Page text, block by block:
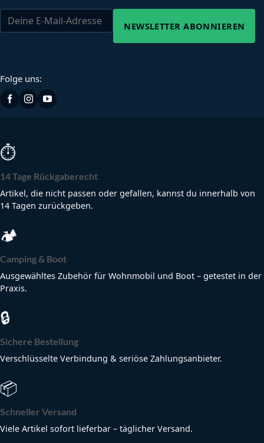
NEWSLETTER ABONNIEREN
Folge uns:
⏱
14 Tage Rückgaberecht
Artikel, die nicht passen oder gefallen, kannst du innerhalb von
14 Tagen zurückgeben.
🏕
Camping & Boot
Ausgewähltes Zubehör für Wohnmobil und Boot – getestet in der
Praxis.
🔒
Sichere Bestellung
Verschlüsselte Verbindung & seriöse Zahlungsanbieter.
📦
Schneller Versand
Viele Artikel sofort lieferbar – täglicher Versand.